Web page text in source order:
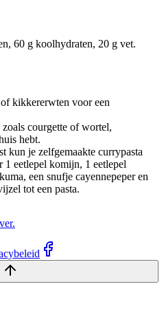
60 g koolhydraten, 20 g vet.
kikkererwten voor een
courgette of wortel,
hebt.
kun je zelfgemaakte currypasta
eetlepel komijn, 1 eetlepel
een snufje cayennepeper en
tot een pasta.